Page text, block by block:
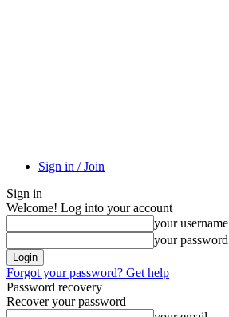
Sign in / Join
Sign in
Welcome! Log into your account
your username
your password
Forgot your password? Get help
Password recovery
Recover your password